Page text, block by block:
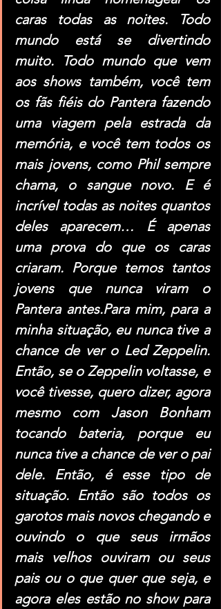
caras todas as noites. Todo
mundo está se divertindo
muito. Todo mundo que vem
aos shows também, você tem
os fãs fiéis do Pantera fazendo
uma viagem pela estrada da
memória, e você tem todos os
mais jovens, como Phil sempre
chama, o sangue novo. E é
incrível todas as noites quantos
deles aparecem… É apenas
uma prova do que os caras
criaram. Porque temos tantos
jovens que nunca viram o
Pantera antes.Para mim, para a
minha situação, eu nunca tive a
chance de ver o Led Zeppelin.
Então, se o Zeppelin voltasse, e
você tivesse, quero dizer, agora
mesmo com Jason Bonham
tocando bateria, porque eu
nunca tive a chance de ver o pai
dele. Então, é esse tipo de
situação. Então são todos os
garotos mais novos chegando e
ouvindo o que seus irmãos
mais velhos ouviram ou seus
pais ou o que quer que seja, e
agora eles estão no show para